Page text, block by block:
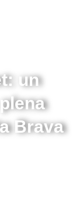
un
Brava